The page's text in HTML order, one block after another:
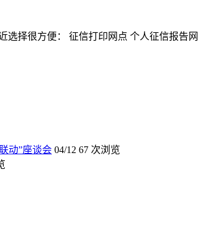
选择很方便： 征信打印网点 个人征信报告网
动”座谈会 04/12 67 次浏览